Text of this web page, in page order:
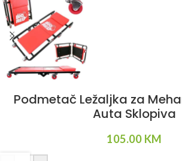
Podmetač Ležaljka za
Auta Sklopiva
105.00 KM